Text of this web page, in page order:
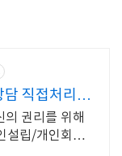
직접처리
의 권리를 위해
설립/개인회생/